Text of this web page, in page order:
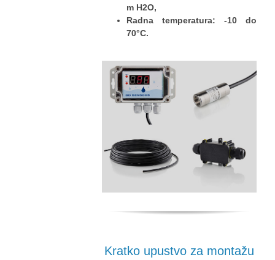
m H2O,
Radna temperatura: -10 do
70°C.
Kratko upustvo za montažu